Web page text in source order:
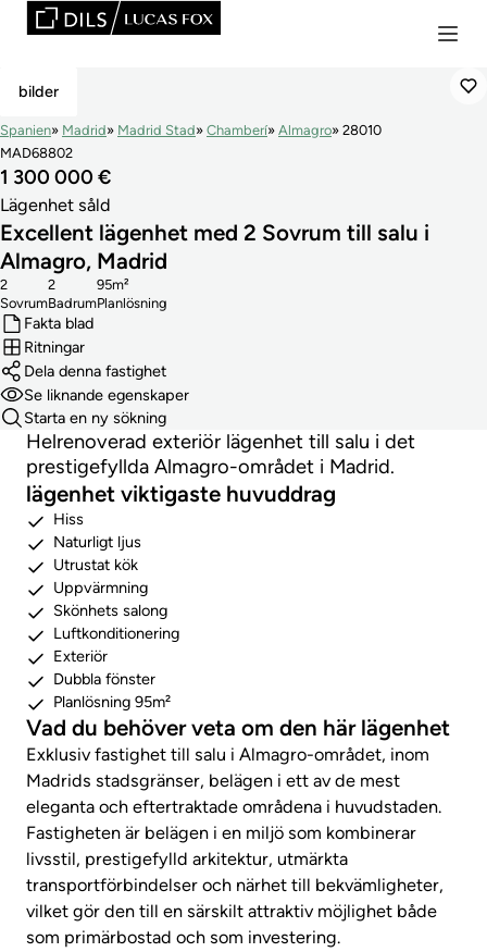
Såld
bilder
Spanien Madrid Madrid Stad Chamberí Almagro
28010
MAD68802
1 300 000 €
Lägenhet såld
Excellent lägenhet med 2 Sovrum till salu i
Almagro, Madrid
Sovrum
2
Badrum
2
Planlösning
95m²
Fakta blad
Ritningar
Dela denna fastighet
Se liknande egenskaper
Starta en ny sökning
Helrenoverad exteriör lägenhet till salu i det
prestigefyllda Almagro-området i Madrid.
lägenhet viktigaste huvuddrag
Hiss
Naturligt ljus
Utrustat kök
Uppvärmning
Skönhets salong
Luftkonditionering
Exteriör
Dubbla fönster
Planlösning 95m²
Vad du behöver veta om den här lägenhet
Exklusiv fastighet till salu i Almagro-området, inom
Madrids stadsgränser, belägen i ett av de mest
eleganta och eftertraktade områdena i huvudstaden.
Fastigheten är belägen i en miljö som kombinerar
livsstil, prestigefylld arkitektur, utmärkta
transportförbindelser och närhet till bekvämligheter,
vilket gör den till en särskilt attraktiv möjlighet både
som primärbostad och som investering.